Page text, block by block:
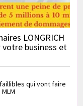
LONGRICH
business et
qui vont faire